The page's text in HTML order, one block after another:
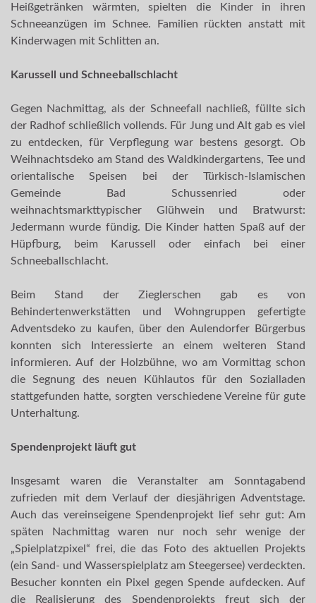
Heißgetränken wärmten, spielten die Kinder in ihren
Schneeanzügen im Schnee. Familien rückten anstatt mit
Kinderwagen mit Schlitten an.
Karussell und Schneeballschlacht
Gegen Nachmittag, als der Schneefall nachließ, füllte sich
der Radhof schließlich vollends. Für Jung und Alt gab es viel
zu entdecken, für Verpflegung war bestens gesorgt. Ob
Weihnachtsdeko am Stand des Waldkindergartens, Tee und
orientalische Speisen bei der Türkisch-Islamischen
Gemeinde Bad Schussenried oder
weihnachtsmarkttypischer Glühwein und Bratwurst:
Jedermann wurde fündig. Die Kinder hatten Spaß auf der
Hüpfburg, beim Karussell oder einfach bei einer
Schneeballschlacht.
Beim Stand der Zieglerschen gab es von
Behindertenwerkstätten und Wohngruppen gefertigte
Adventsdeko zu kaufen, über den Aulendorfer Bürgerbus
konnten sich Interessierte an einem weiteren Stand
informieren. Auf der Holzbühne, wo am Vormittag schon
die Segnung des neuen Kühlautos für den Sozialladen
stattgefunden hatte, sorgten verschiedene Vereine für gute
Unterhaltung.
Spendenprojekt läuft gut
Insgesamt waren die Veranstalter am Sonntagabend
zufrieden mit dem Verlauf der diesjährigen Adventstage.
Auch das vereinseigene Spendenprojekt lief sehr gut: Am
späten Nachmittag waren nur noch sehr wenige der
„Spielplatzpixel“ frei, die das Foto des aktuellen Projekts
(ein Sand- und Wasserspielplatz am Steegersee) verdeckten.
Besucher konnten ein Pixel gegen Spende aufdecken. Auf
die Realisierung des Spendenprojekts freut sich der